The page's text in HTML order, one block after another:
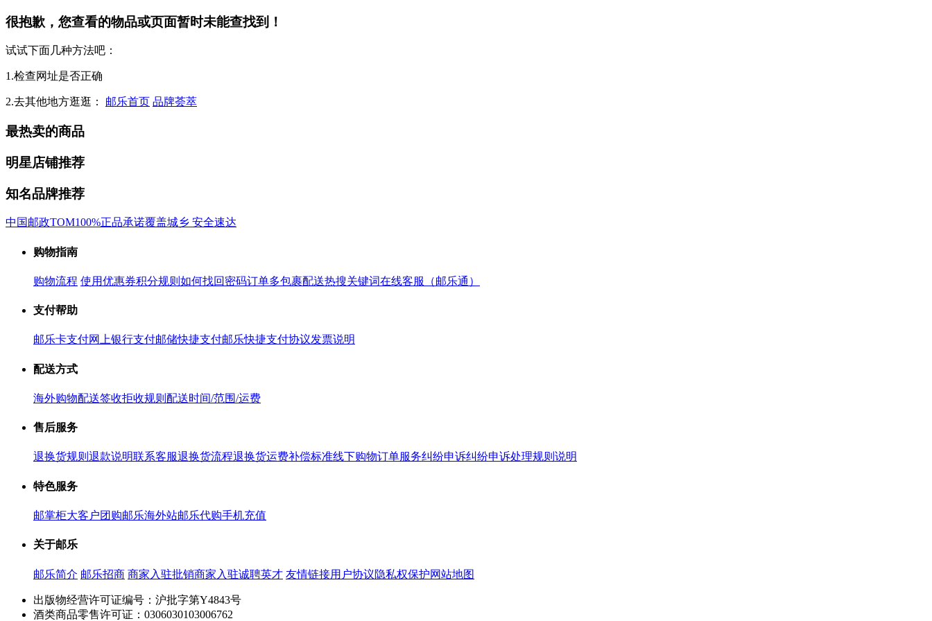
很抱歉，您查看的物品或页面暂时未能查找到！
试试下面几种方法吧：
1.检查网址是否正确
2.去其他地方逛逛： 邮乐首页 品牌荟萃
最热卖的商品
明星店铺推荐
知名品牌推荐
中国邮政TOM100%正品承诺覆盖城乡 安全速达
购物指南
购物流程 使用优惠券积分规则 如何找回密码订单多包裹配送热搜关键词在线客服（邮乐通）
支付帮助
邮乐卡支付网上银行支付邮储快捷支付邮乐快捷支付协议发票说明
配送方式
海外购物配送签收拒收规则 配送时间/范围/运费
售后服务
退换货规则 退款说明联系客服退换货流程退换货运费补偿标准线下购物订单服务纠纷申诉纠纷申诉处理规则说明
特色服务
邮掌柜大客户团购邮乐海外站邮乐代购手机充值
关于邮乐
邮乐简介 邮乐招商 商家入驻批销商家入驻诚聘英才 友情链接用户协议隐私权保护网站地图
出版物经营许可证编号：沪批字第Y4843号
酒类商品零售许可证：0306030103006762